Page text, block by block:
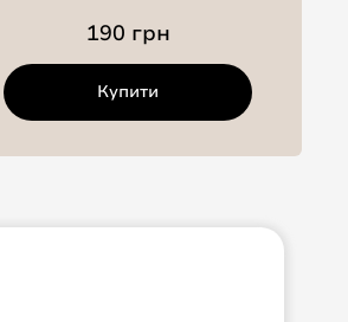
190 грн
Купити